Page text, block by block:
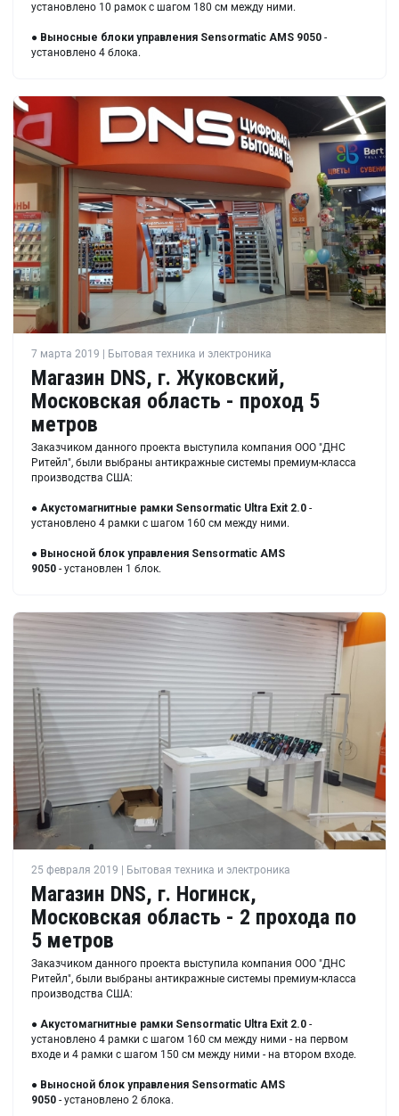
установлено 10 рамок с шагом 180 см между ними.
● Выносные блоки управления Sensormatic AMS 9050 -
установлено 4 блока.
7 марта 2019 | Бытовая техника и электроника
Магазин DNS, г. Жуковский,
Московская область - проход 5
метров
Заказчиком данного проекта выступила компания ООО "ДНС
Ритейл", были выбраны антикражные системы премиум-класса
производства США:
● Акустомагнитные рамки Sensormatic Ultra Exit 2.0 -
установлено 4 рамки с шагом 160 см между ними.
● Выносной блок управления Sensormatic AMS
9050 - установлен 1 блок.
25 февраля 2019 | Бытовая техника и электроника
Магазин DNS, г. Ногинск,
Московская область - 2 прохода по
5 метров
Заказчиком данного проекта выступила компания ООО "ДНС
Ритейл", были выбраны антикражные системы премиум-класса
производства США:
● Акустомагнитные рамки Sensormatic Ultra Exit 2.0 -
установлено 4 рамки с шагом 160 см между ними - на первом
входе и 4 рамки с шагом 150 см между ними - на втором входе.
● Выносной блок управления Sensormatic AMS
9050 - установлено 2 блока.